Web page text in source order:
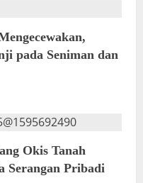
pada Seniman dan
Okis Tanah
Serangan Pribadi